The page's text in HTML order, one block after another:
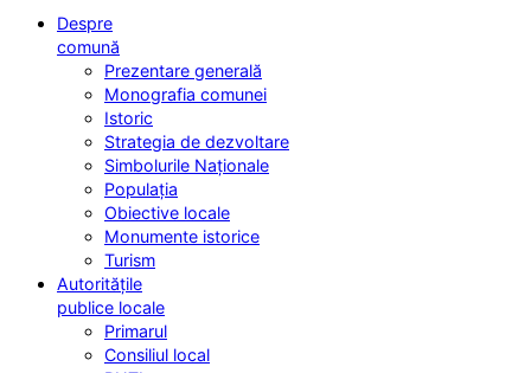
Despre
comună
Prezentare generală
Monografia comunei
Istoric
Strategia de dezvoltare
Simbolurile Naționale
Populația
Obiective locale
Monumente istorice
Turism
Autoritățile
publice locale
Primarul
Consiliul local